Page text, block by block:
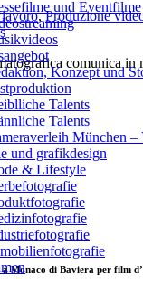
und Eventfilme
Kon­zept und
Talents
Talents
München –
und grafikdesign
& Lifestyle
,Produzione
comunica
Monaco di Baviera per film